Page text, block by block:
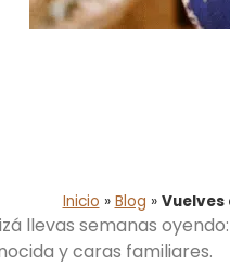
Inicio » Blog »
llevas semanas
y caras familiares.